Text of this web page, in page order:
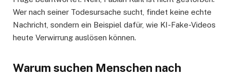
Wer nach seiner Todesursache sucht, findet keine echte
Nachricht, sondern ein Beispiel dafür, wie KI-Fake-Videos
heute Verwirrung auslösen können.
Warum suchen Menschen nach